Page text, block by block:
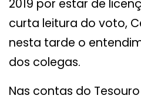
2019 por estar de
curta leitura do voto,
nesta tarde o
dos colegas.
Nas contas do Tesouro